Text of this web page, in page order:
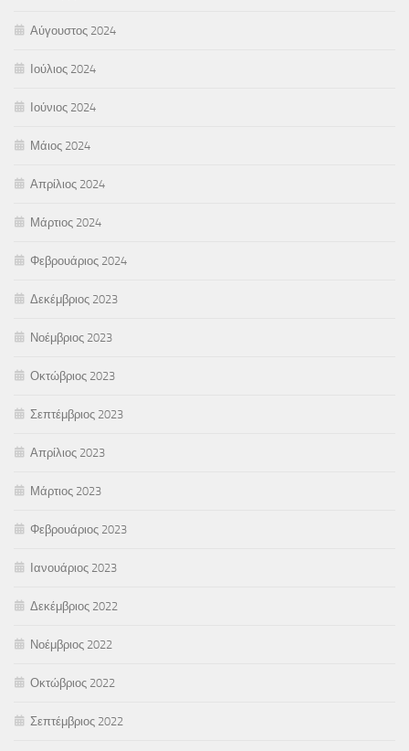
Αύγουστος 2024
Ιούλιος 2024
Ιούνιος 2024
Μάιος 2024
Απρίλιος 2024
Μάρτιος 2024
Φεβρουάριος 2024
Δεκέμβριος 2023
Νοέμβριος 2023
Οκτώβριος 2023
Σεπτέμβριος 2023
Απρίλιος 2023
Μάρτιος 2023
Φεβρουάριος 2023
Ιανουάριος 2023
Δεκέμβριος 2022
Νοέμβριος 2022
Οκτώβριος 2022
Σεπτέμβριος 2022